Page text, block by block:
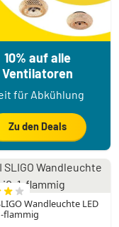
10% auf alle
Ventilatoren
für Abkühlung
Zu den Deals
Wandleuchte LED
flammig